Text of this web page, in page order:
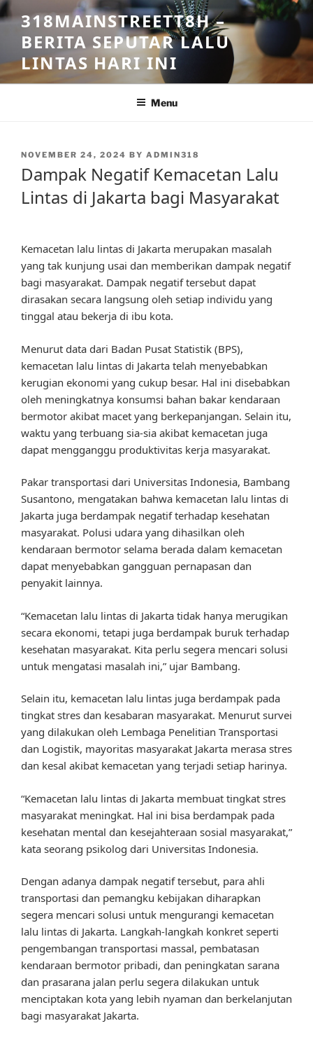
Skip
to
content
318MAINSTREETT8H –
BERITA SEPUTAR LALU
LINTAS HARI INI
Menu
POSTED
NOVEMBER 24, 2024 BY ADMIN318
Dampak Negatif Kemacetan Lalu
Lintas di Jakarta bagi Masyarakat
Kemacetan lalu lintas di Jakarta merupakan masalah
yang tak kunjung usai dan memberikan dampak negatif
bagi masyarakat. Dampak negatif tersebut dapat
dirasakan secara langsung oleh setiap individu yang
tinggal atau bekerja di ibu kota.
Menurut data dari Badan Pusat Statistik (BPS),
kemacetan lalu lintas di Jakarta telah menyebabkan
kerugian ekonomi yang cukup besar. Hal ini disebabkan
oleh meningkatnya konsumsi bahan bakar kendaraan
bermotor akibat macet yang berkepanjangan. Selain itu,
waktu yang terbuang sia-sia akibat kemacetan juga
dapat mengganggu produktivitas kerja masyarakat.
Pakar transportasi dari Universitas Indonesia, Bambang
Susantono, mengatakan bahwa kemacetan lalu lintas di
Jakarta juga berdampak negatif terhadap kesehatan
masyarakat. Polusi udara yang dihasilkan oleh
kendaraan bermotor selama berada dalam kemacetan
dapat menyebabkan gangguan pernapasan dan
penyakit lainnya.
“Kemacetan lalu lintas di Jakarta tidak hanya merugikan
secara ekonomi, tetapi juga berdampak buruk terhadap
kesehatan masyarakat. Kita perlu segera mencari solusi
untuk mengatasi masalah ini,” ujar Bambang.
Selain itu, kemacetan lalu lintas juga berdampak pada
tingkat stres dan kesabaran masyarakat. Menurut survei
yang dilakukan oleh Lembaga Penelitian Transportasi
dan Logistik, mayoritas masyarakat Jakarta merasa stres
dan kesal akibat kemacetan yang terjadi setiap harinya.
“Kemacetan lalu lintas di Jakarta membuat tingkat stres
masyarakat meningkat. Hal ini bisa berdampak pada
kesehatan mental dan kesejahteraan sosial masyarakat,”
kata seorang psikolog dari Universitas Indonesia.
Dengan adanya dampak negatif tersebut, para ahli
transportasi dan pemangku kebijakan diharapkan
segera mencari solusi untuk mengurangi kemacetan
lalu lintas di Jakarta. Langkah-langkah konkret seperti
pengembangan transportasi massal, pembatasan
kendaraan bermotor pribadi, dan peningkatan sarana
dan prasarana jalan perlu segera dilakukan untuk
menciptakan kota yang lebih nyaman dan berkelanjutan
bagi masyarakat Jakarta.